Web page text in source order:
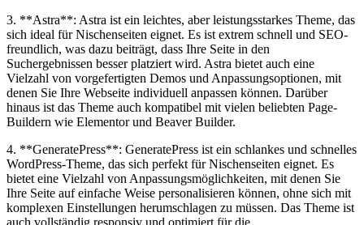
3. **Astra**:⁣ Astra ist ein leichtes, aber leistungsstarkes⁤ Theme, das
sich ideal ‍für Nischenseiten eignet. Es ist extrem schnell und SEO-
freundlich, was dazu beiträgt, dass Ihre Seite in⁤ den‌
Suchergebnissen besser platziert wird. Astra ⁢bietet auch‌ eine
Vielzahl⁣ von vorgefertigten Demos und Anpassungsoptionen, mit
⁤denen Sie Ihre Webseite individuell⁣ anpassen können.⁤ Darüber
hinaus ist ⁣das Theme auch‍ kompatibel ‍mit vielen beliebten Page-
Buildern wie Elementor und Beaver Builder.
4. **GeneratePress**: GeneratePress ist ein schlankes und schnelles
WordPress-Theme, ⁣das⁤ sich perfekt für Nischenseiten eignet. Es‍
bietet eine Vielzahl von Anpassungsmöglichkeiten,⁣ mit denen Sie
Ihre​ Seite auf einfache Weise personalisieren können, ohne sich ⁣mit
komplexen​ Einstellungen herumschlagen zu müssen. Das Theme ist
auch vollständig‍ responsiv und optimiert‌ für die